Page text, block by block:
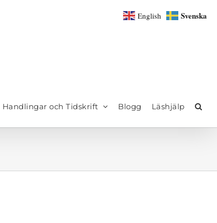
Handlingar och Tidskrift Blogg Läshjälp
English Svenska